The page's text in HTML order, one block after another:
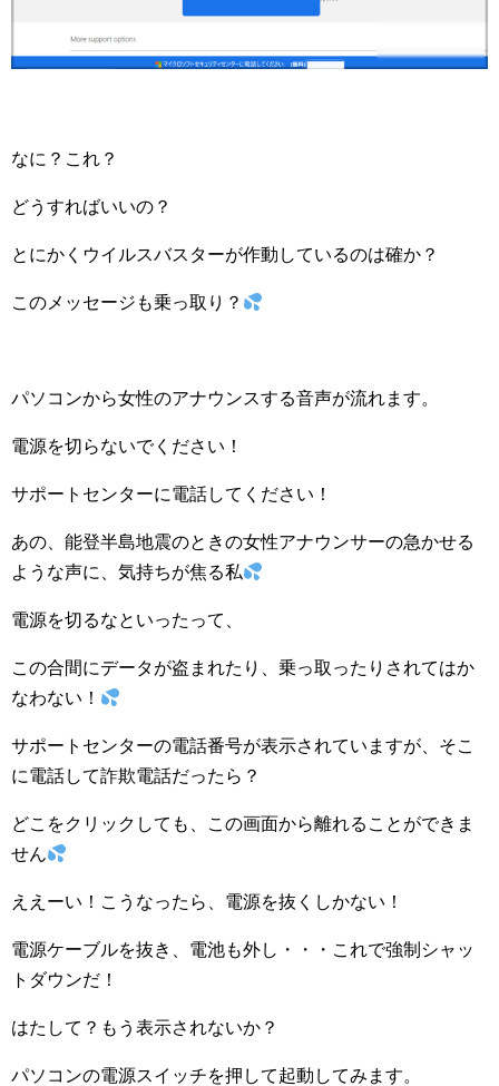
なに？これ？
どうすればいいの？
とにかくウイルスバスターが作動しているのは確か？
このメッセージも乗っ取り？
パソコンから女性のアナウンスする音声が流れます。
電源を切らないでください！
サポートセンターに電話してください！
あの、能登半島地震のときの女性アナウンサーの急かせる
ような声に、気持ちが焦る私
電源を切るなといったって、
この合間にデータが盗まれたり、乗っ取ったりされてはか
なわない！
サポートセンターの電話番号が表示されていますが、そこ
に電話して詐欺電話だったら？
どこをクリックしても、この画面から離れることができま
せん
ええーい！こうなったら、電源を抜くしかない！
電源ケーブルを抜き、電池も外し・・・これで強制シャッ
トダウンだ！
はたして？もう表示されないか？
パソコンの電源スイッチを押して起動してみます。